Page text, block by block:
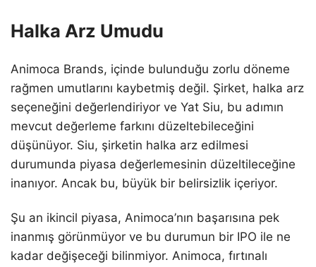
Halka Arz Umudu
Animoca Brands, içinde bulunduğu zorlu döneme
rağmen umutlarını kaybetmiş değil. Şirket, halka arz
seçeneğini değerlendiriyor ve Yat Siu, bu adımın
mevcut değerleme farkını düzeltebileceğini
düşünüyor. Siu, şirketin halka arz edilmesi
durumunda piyasa değerlemesinin düzeltileceğine
inanıyor. Ancak bu, büyük bir belirsizlik içeriyor.
Şu an ikincil piyasa, Animoca’nın başarısına pek
inanmış görünmüyor ve bu durumun bir IPO ile ne
kadar değişeceği bilinmiyor. Animoca, fırtınalı